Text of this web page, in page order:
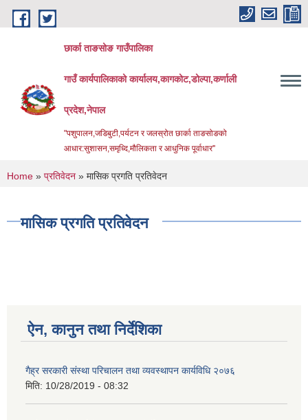
Skip to main content
छार्का ताङसोङ गाउँपालिका
गाउँ कार्यपालिकाको कार्यालय,कागकोट,डोल्पा,कर्णाली
प्रदेश,नेपाल
"पशुपालन,जडिबुटी,पर्यटन र जलस्रोत छार्का ताङसोङको
आधार:सुशासन,समृध्दि,मौलिकता र आधुनिक पूर्वाधार''
You are here
Home » प्रतिवेदन » मासिक प्रगति प्रतिवेदन
मासिक प्रगति प्रतिवेदन
ऐन, कानुन तथा निर्देशिका
गैह्र सरकारी संस्था परिचालन तथा व्यवस्थापन कार्यविधि २०७६
मिति: 10/28/2019 - 08:32